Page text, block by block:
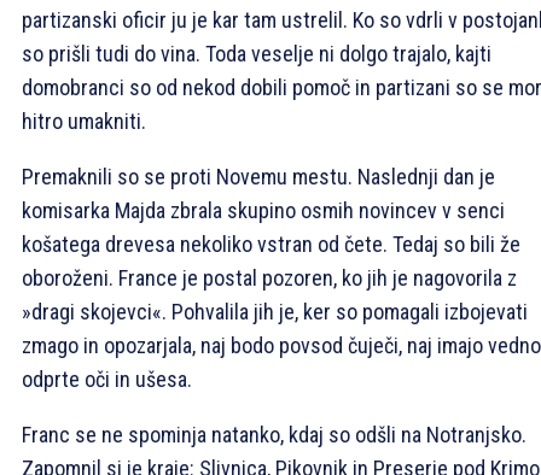
partizanski oficir ju je kar tam ustrelil. Ko so vdrli v
so prišli tudi do vina. Toda veselje ni dolgo trajalo, kajti
domobranci so od nekod dobili pomoč in partizani so se
hitro umakniti.
Premaknili so se proti Novemu mestu. Naslednji dan je
komisarka Majda zbrala skupino osmih novincev v senci
košatega drevesa nekoliko vstran od čete. Tedaj so bili že
oboroženi. France je postal pozoren, ko jih je nagovorila z
»dragi skojevci«. Pohvalila jih je, ker so pomagali izbojevati
zmago in opozarjala, naj bodo povsod čuječi, naj imajo vedno
odprte oči in ušesa.
Franc se ne spominja natanko, kdaj so odšli na Notranjsko.
Zapomnil si je kraje: Slivnica, Pikovnik in Preserje pod